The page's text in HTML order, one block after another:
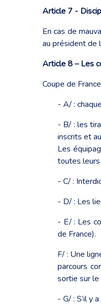
Article 7 -
En cas de
au président de
Article 8 – Les
Coupe de
- A/ :
- B/ : les
inscrits et
Les
toutes
- C/ :
- D/ : Les
- E/ : Les
de France).
F/ : Une
parcours
sortie sur le
- G/ : S’il y